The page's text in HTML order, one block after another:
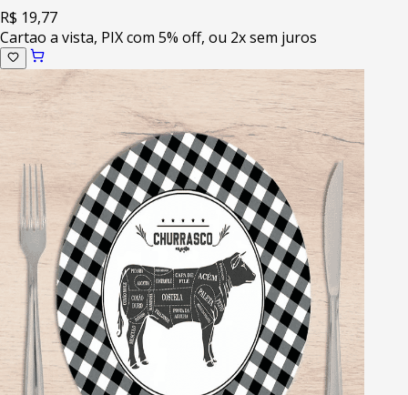
R$ 19,77
Cartao a vista, PIX com 5% off, ou 2x sem juros